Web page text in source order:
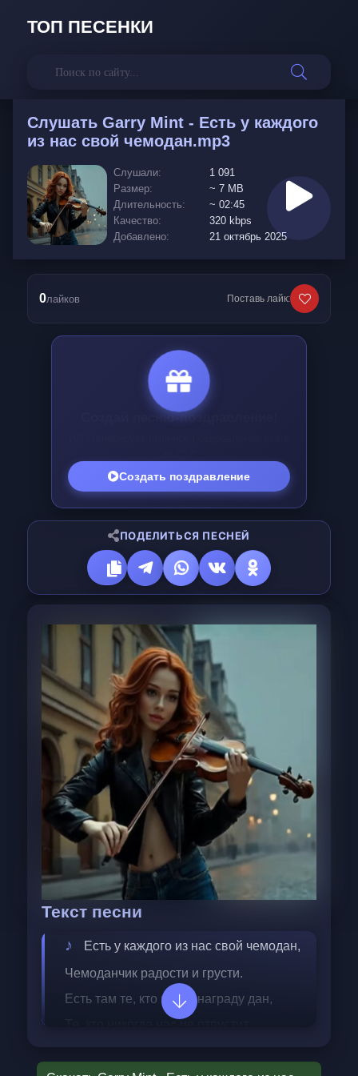
ТОП ПЕСЕНКИ
Слушать Garry Mint - Есть у каждого
из нас свой чемодан.mp3
Слушали:
1 091
Размер:
~ 7 MB
Длительность:
~ 02:45
Качество:
320 kbps
Добавлено:
21 октябрь 2025
0лайков Поставь лайк:
Создай песню-поздравление!
Создать поздравление
ПОДЕЛИТЬСЯ ПЕСНЕЙ
Текст песни
Есть у каждого из нас свой чемодан,
Чемоданчик радости и грусти.
Есть там те, кто нам в награду дан,
Те, кто нам дороже всех всего,